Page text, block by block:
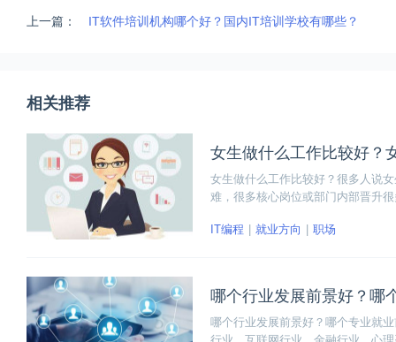
上一篇： IT软件培训机构哪个好？国内IT培训学校有哪些？
相关推荐
女生做什么工作比较好？
女生做什么工作比较好？很多人说
难，很多核心岗位或部门内部晋升
IT编程
就业方向 职场
哪个行业发展前景好？哪
哪个行业发展前景好？哪个专业就